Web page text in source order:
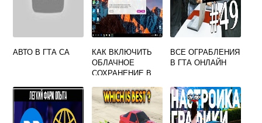
АВТО В ГТА СА
КАК ВКЛЮЧИТЬ
ОБЛАЧНОЕ
СОХРАНЕНИЕ В
ВСЕ ОГРАБЛЕНИЯ
В ГТА ОНЛАЙН